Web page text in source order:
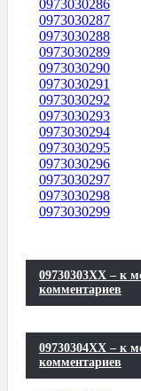
0973030286
0973030287
0973030288
0973030289
0973030290
0973030291
0973030292
0973030293
0973030294
0973030295
0973030296
0973030297
0973030298
0973030299
09730303XX – к
комментариев
09730304XX – к
комментариев